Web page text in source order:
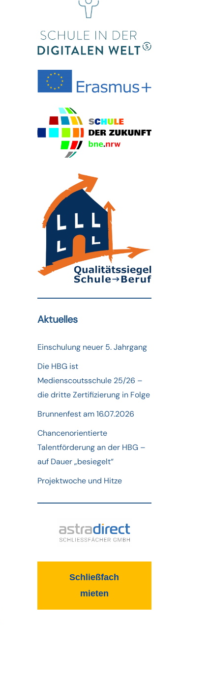
Aktuelles
Einschulung neuer 5. Jahrgang
Die HBG ist
Medienscoutsschule 25/26 –
die dritte Zertifizierung in Folge
Brunnenfest am 16.07.2026
Chancenorientierte
Talentförderung an der HBG –
auf Dauer „besiegelt“
Projektwoche und Hitze
Schließfach
mieten